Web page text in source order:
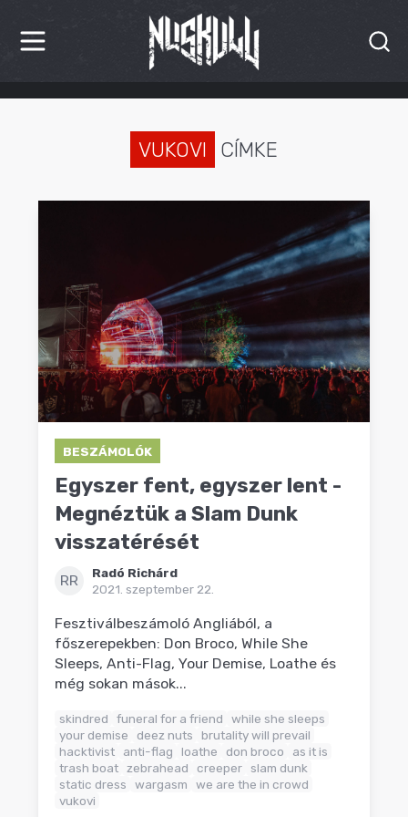
HÍREK
KULT
MÁSVILÁG
BLOG
VUKOVI CÍMKE
BESZÁMOLÓK
Egyszer fent, egyszer lent -
Megnéztük a Slam Dunk
visszatérését
RR
Radó Richárd
2021. szeptember 22.
Fesztiválbeszámoló Angliából, a
főszerepekben: Don Broco, While She
Sleeps, Anti-Flag, Your Demise, Loathe és
még sokan mások...
skindred funeral for a friend
while she sleeps
your demise
deez nuts
brutality will prevail
hacktivist
anti-flag loathe don broco
as it is
trash boat zebrahead creeper slam dunk
static dress
wargasm
we are the in crowd
vukovi